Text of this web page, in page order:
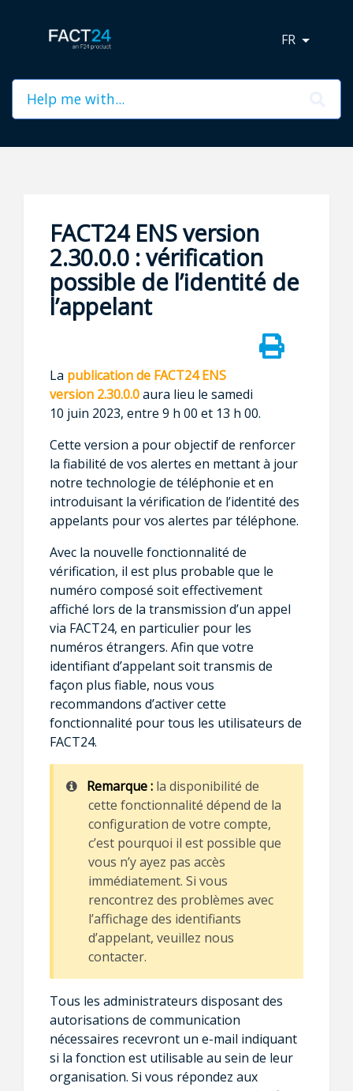
FR
FACT24 ENS version
2.30.0.0 : vérification
possible de l’identité de
l’appelant
La publication de FACT24 ENS
version 2.30.0.0aura lieu le samedi
10 juin 2023, entre 9 h 00 et 13 h 00.
Cette version a pour objectif de renforcer
la fiabilité de vos alertes en mettant à jour
notre technologie de téléphonie et en
introduisant la vérification de l’identité des
appelants pour vos alertes par téléphone.
Avec la nouvelle fonctionnalité de
vérification, il est plus probable que le
numéro composé soit effectivement
affiché lors de la transmission d’un appel
via FACT24, en particulier pour les
numéros étrangers. Afin que votre
identifiant d’appelant soit transmis de
façon plus fiable, nous vous
recommandons d’activer cette
fonctionnalité pour tous les utilisateurs de
FACT24.
Remarque:la disponibilité de
cette fonctionnalité dépend de la
configuration de votre compte,
c’est pourquoi il est possible que
vous n’y ayez pas accès
immédiatement. Si vous
rencontrez des problèmes avec
l’affichage des identifiants
d’appelant, veuillez nous
contacter.
Tous les administrateurs disposant des
autorisations de communication
nécessaires recevront un e-mail indiquant
si la fonction est utilisable au sein de leur
organisation. Si vous répondez aux